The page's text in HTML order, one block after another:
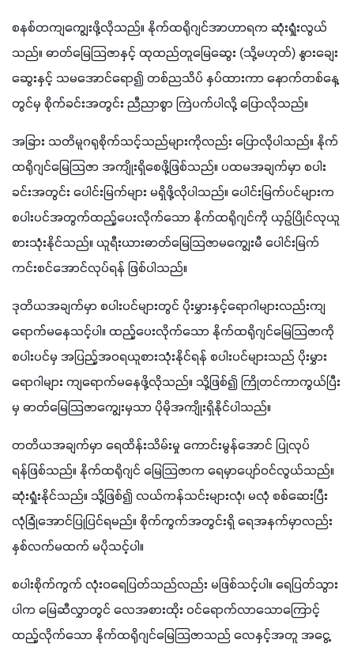
စနစ်တကျကျွေးဖို့လိုသည်။ နိုက်ထရိုဂျင်အာဟာရက ဆုံးရှုံးလွယ်
သည်။ ဓာတ်မြေသြဇာနှင့် ထုထည်တူမြေဆွေး (သို့မဟုတ်) နွားချေး
ဆွေးနှင့် သမအောင်ရော၍ တစ်ညသိပ် နှပ်ထားကာ နောက်တစ်နေ့
တွင်မှ စိုက်ခင်းအတွင်း ညီညာစွာ ကြဲပက်ပါလို့ ပြောလိုသည်။
အခြား သတိမူဂရုစိုက်သင့်သည်များကိုလည်း ပြောလိုပါသည်။ နိုက်
ထရိုဂျင်မြေသြဇာ အကျိုးရှိစေဖို့ဖြစ်သည်။ ပထမအချက်မှာ စပါး
ခင်းအတွင်း ပေါင်းမြက်များ မရှိဖို့လိုပါသည်။ ပေါင်းမြက်ပင်များက
စပါးပင်အတွက်ထည့်ပေးလိုက်သော နိုက်ထရိုဂျင်ကို ယှဉ်ပြိုင်လုယူ
စားသုံးနိုင်သည်။ ယူရီးယားဓာတ်မြေသြဇာမကျွေးမီ ပေါင်းမြက်
ကင်းစင်အောင်လုပ်ရန် ဖြစ်ပါသည်။
ဒုတိယအချက်မှာ စပါးပင်များတွင် ပိုးမွှားနှင့်ရောဂါများလည်းကျ
ရောက်မနေသင့်ပါ။ ထည့်ပေးလိုက်သော နိုက်ထရိုဂျင်မြေသြဇာကို
စပါးပင်မှ အပြည့်အဝရယူစားသုံးနိုင်ရန် စပါးပင်များသည် ပိုးမွှား
ရောဂါများ ကျရောက်မနေဖို့လိုသည်။ သို့ဖြစ်၍ ကြိုတင်ကာကွယ်ပြီး
မှ ဓာတ်မြေသြဇာကျွေးမှသာ ပိုမိုအကျိုးရှိနိုင်ပါသည်။
တတိယအချက်မှာ ရေထိန်းသိမ်းမှု ကောင်းမွန်အောင် ပြုလုပ်
ရန်ဖြစ်သည်။ နိုက်ထရိုဂျင် မြေသြဇာက ရေမှာပျော်ဝင်လွယ်သည်။
ဆုံးရှုံးနိုင်သည်။ သို့ဖြစ်၍ လယ်ကန်သင်းများလုံ၊ မလုံ စစ်ဆေးပြီး
လုံခြုံအောင်ပြုပြင်ရမည်။ စိုက်ကွက်အတွင်းရှိ ရေအနက်မှာလည်း
နှစ်လက်မထက် မပိုသင့်ပါ။
စပါးစိုက်ကွက် လုံးဝရေပြတ်သည်လည်း မဖြစ်သင့်ပါ။ ရေပြတ်သွား
ပါက မြေဆီလွှာတွင် လေအစားထိုး ဝင်ရောက်လာသောကြောင့်
ထည့်လိုက်သော နိုက်ထရိုဂျင်မြေသြဇာသည် လေနှင့်အတူ အငွေ့